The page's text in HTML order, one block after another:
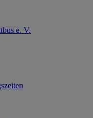
e. V.